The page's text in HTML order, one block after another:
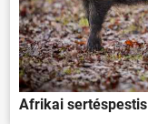
Afrikai